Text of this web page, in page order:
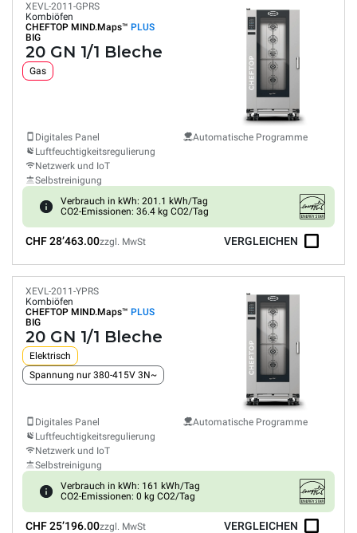
XEVL-2011-GPRS
Kombiöfen
CHEFTOP MIND.Maps™ PLUS
BIG
20 GN 1/1 Bleche
Gas
Digitales Panel
Luftfeuchtigkeitsregulierung
Netzwerk und IoT
Selbstreinigung
Automatische Programme
Verbrauch in kWh: 201.1 kWh/Tag
CO2-Emissionen: 36.4 kg CO2/Tag
CHF 28’463.00zzgl. MwSt VERGLEICHEN
XEVL-2011-YPRS
Kombiöfen
CHEFTOP MIND.Maps™ PLUS
BIG
20 GN 1/1 Bleche
Elektrisch
Spannung nur 380-415V 3N~
Digitales Panel
Luftfeuchtigkeitsregulierung
Netzwerk und IoT
Selbstreinigung
Automatische Programme
Verbrauch in kWh: 161 kWh/Tag
CO2-Emissionen: 0 kg CO2/Tag
CHF 25’196.00zzgl. MwSt VERGLEICHEN